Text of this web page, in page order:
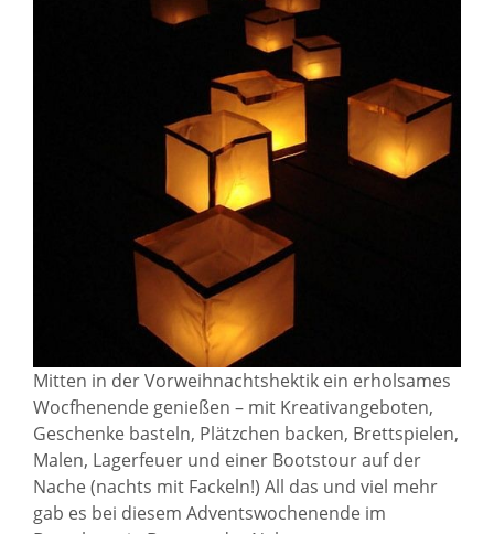
Mitten in der Vorweihnachtshektik ein erholsames
Wocfhenende genießen – mit Kreativangeboten,
Geschenke basteln, Plätzchen backen, Brettspielen,
Malen, Lagerfeuer und einer Bootstour auf der
Nache (nachts mit Fackeln!) All das und viel mehr
gab es bei diesem Adventswochenende im